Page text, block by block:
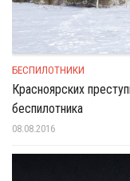
БЕСПИЛОТНИКИ
Красноярских
беспилотника
08.08.2016